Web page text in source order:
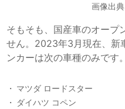
画像出
そもそも、国産車のオープ
せん。2023年3月現在、新
ンカーは次の車種のみです。
マツダ ロードスター
ダイハツ コペン